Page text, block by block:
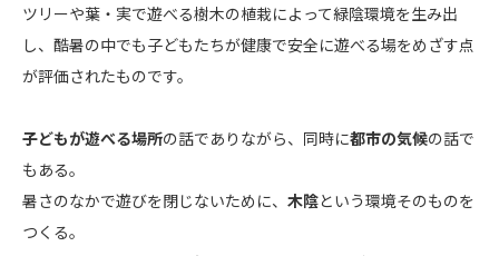
ツリーや葉・実で遊べる樹木の植栽によって緑陰環境を生み出
し、酷暑の中でも子どもたちが健康で安全に遊べる場をめざす点
が評価されたものです。
子どもが遊べる場所の話でありながら、同時に都市の気候の話で
もある。
暑さのなかで遊びを閉じないために、 木陰という環境そのものを
つくる。